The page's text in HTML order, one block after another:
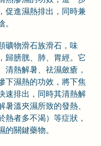
促進濕熱排出，同時兼
礦物滑石族滑石，味
歸膀胱、肺、胃經。它
清熱解暑、祛濕斂瘡，
下濕熱的功效，將下焦
速排出，同時其清熱解
暑溫夾濕所致的發熱、
熱者多不渴）等症狀，
關鍵藥物。